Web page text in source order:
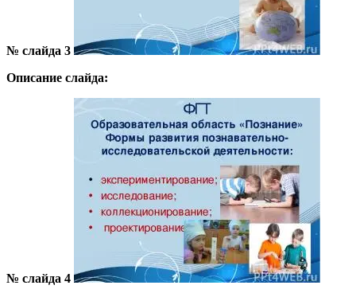
№ слайда 3
Описание слайда:
№ слайда 4